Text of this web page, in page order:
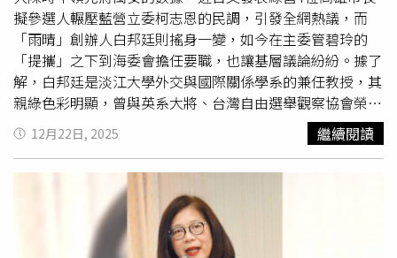
向前制止，讓他覺得對方很勇敢也充滿人情味。
擬參選人輾壓藍營立委柯志恩的民調，引發全網熱議，而
「雨晴」創辦人白邦廷則搖身一變，如今在主委管碧玲的
「提攜」之下到海委會擔任要職，也讓基層議論紛紛。據了
解，白邦廷是淡江大學外交與國際關係學系的兼任教授，其
親綠色彩明顯，曾與英系大將、台灣自由選舉觀察協會榮譽
理事長洪耀南一同撰寫過多篇論文，還在台灣世代智庫擔任
研究員，台灣世代智庫則普遍被視為偏英系的綠營智庫，由
立委陳明文創辦，顧問則為蔡易餘、莊瑞雄、王美惠、蔡培
慧等多位民進黨立委。白邦廷原在台灣世代智庫擔任研究
員，疑似因陳時中民調而與管碧玲結識，在其提攜下進入海
委會任高官。（圖／報系資料照）白邦廷在2022年7月創立
雨晴指標行銷股份有限公司，該公司聲稱「以數據預測未
12月22日, 2025 繼續閱讀